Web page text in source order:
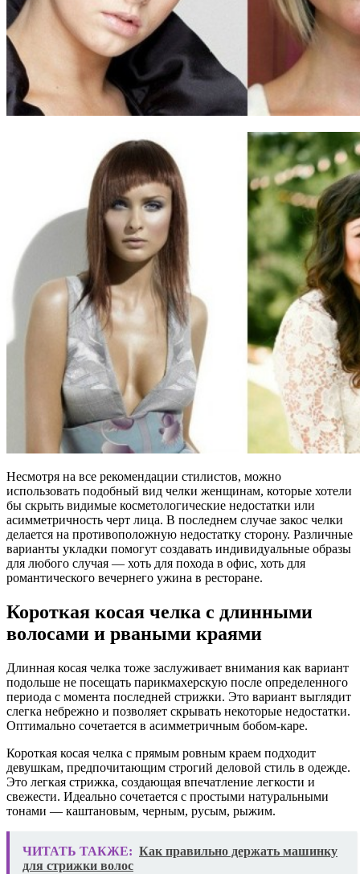
Несмотря на все рекомендации стилистов, можно
использовать подобный вид челки женщинам, которые хотели
бы скрыть видимые косметологические недостатки или
асимметричность черт лица. В последнем случае закос челки
делается на противоположную недостатку сторону. Различные
варианты укладки помогут создавать индивидуальные образы
для любого случая — хоть для похода в офис, хоть для
романтического вечернего ужина в ресторане.
Короткая косая челка с длинными
волосами и рваными краями
Длинная косая челка тоже заслуживает внимания как вариант
подольше не посещать парикмахерскую после определенного
периода с момента последней стрижки. Это вариант выглядит
слегка небрежно и позволяет скрывать некоторые недостатки.
Оптимально сочетается в асимметричным бобом-каре.
Короткая косая челка с прямым ровным краем подходит
девушкам, предпочитающим строгий деловой стиль в одежде.
Это легкая стрижка, создающая впечатление легкости и
свежести. Идеально сочетается с простыми натуральными
тонами — каштановым, черным, русым, рыжим.
ЧИТАТЬ ТАКЖЕ: Как правильно держать машинку
для стрижки волос